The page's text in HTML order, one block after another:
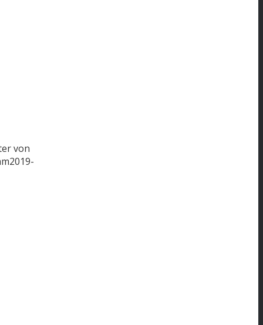
von
2019-